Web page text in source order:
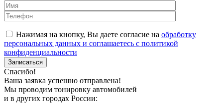
Нажимая на кнопку, Вы даете согласие на обработку
персональных данных и соглашаетесь с политикой
конфиденциальности
Спасибо!
Ваша заявка успешно отправлена!
Мы проводим тонировку автомобилей
и в других городах России: